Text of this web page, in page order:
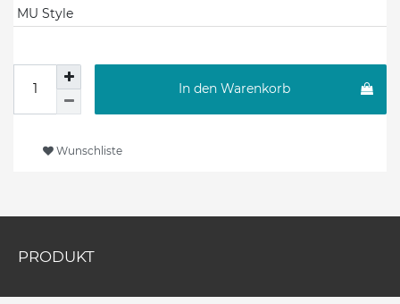
MU Style
In den Warenkorb
Wunschliste
PRODUKT